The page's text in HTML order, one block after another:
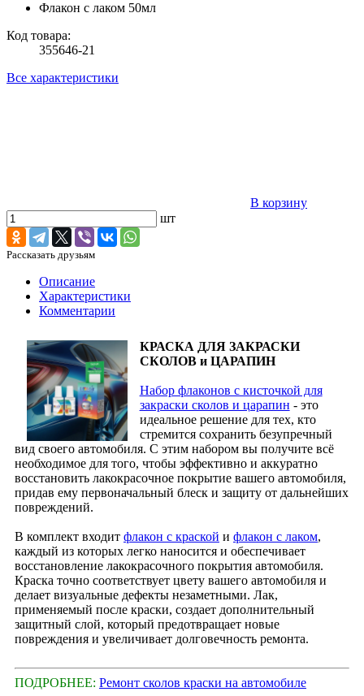
Флакон с лаком 50мл
Код товара:
355646-21
Все характеристики
В корзину
шт
Рассказать друзьям
Описание
Характеристики
Комментарии
КРАСКА ДЛЯ ЗАКРАСКИ
СКОЛОВ и ЦАРАПИН
Набор флаконов с кисточкой для
закраски сколов и царапин - это
идеальное решение для тех, кто
стремится сохранить безупречный
вид своего автомобиля. С этим набором вы получите всё
необходимое для того, чтобы эффективно и аккуратно
восстановить лакокрасочное покрытие вашего автомобиля,
придав ему первоначальный блеск и защиту от дальнейших
повреждений.
В комплект входит флакон с краской и флакон с лаком,
каждый из которых легко наносится и обеспечивает
восстановление лакокрасочного покрытия автомобиля.
Краска точно соответствует цвету вашего автомобиля и
делает визуальные дефекты незаметными. Лак,
применяемый после краски, создает дополнительный
защитный слой, который предотвращает новые
повреждения и увеличивает долговечность ремонта.
ПОДРОБНЕЕ: Ремонт сколов краски на автомобиле